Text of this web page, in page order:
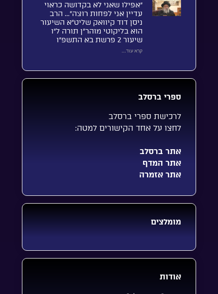
“אפילו שאני לא בקדושה כראוי
עדיין אני לפחות רוצה”… הרב
ניסן דוד קיוואק שליט”א השיעור
הוא בליקוטי מוהר”ן תורה ל”ו
שיעור 2 פרשת בא התשפ”ו
קרא עוד...
ספרי ברסלב
לרכישת ספרי ברסלב
לחצו על אחד הקישורים למטה:
אתר ברסלב
אתר המדף
אתר אזמרה
מומלצים
אודות